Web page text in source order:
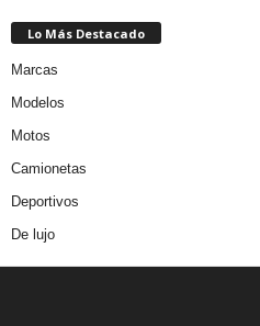
Lo Más Destacado
Marcas
Modelos
Motos
Camionetas
Deportivos
De lujo